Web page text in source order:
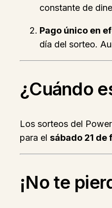
constante de
Pago único en
día del sorteo.
¿Cuándo
Los sorteos del
para el sábado 21 de
¡No te